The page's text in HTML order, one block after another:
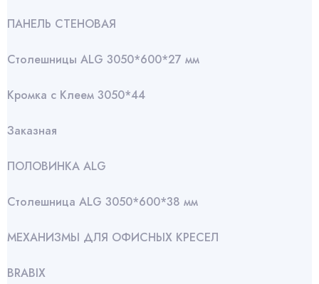
ПАНЕЛЬ СТЕНОВАЯ
Столешницы ALG 3050*600*27 мм
Кромка с Клеем 3050*44
Заказная
ПОЛОВИНКА ALG
Столешница ALG 3050*600*38 мм
МЕХАНИЗМЫ ДЛЯ ОФИСНЫХ КРЕСЕЛ
BRABIX